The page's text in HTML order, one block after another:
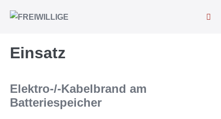
Einsatz
Elektro-/-Kabelbrand am
Batteriespeicher